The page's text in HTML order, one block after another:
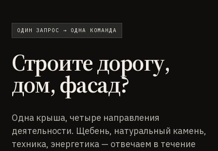
ОДИН ЗАПРОС → ОДНА КОМАНДА
Строите дорогу,
дом, фасад?
Одна крыша, четыре направления
деятельности. Щебень, натуральный камень,
техника, энергетика — отвечаем в течение